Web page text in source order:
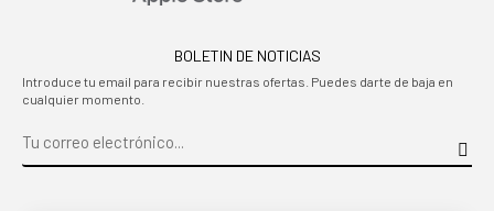
BOLETIN DE NOTICIAS
Introduce tu email para recibir nuestras ofertas. Puedes darte de baja en
cualquier momento.